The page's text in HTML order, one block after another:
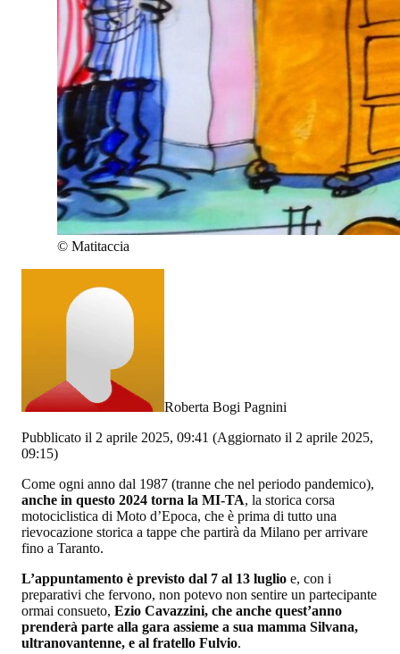
© Matitaccia
Roberta Bogi Pagnini
Pubblicato il 2 aprile 2025, 09:41 (Aggiornato il 2 aprile 2025,
09:15)
Come ogni anno dal 1987 (tranne che nel periodo pandemico),
anche in questo 2024 torna la MI-TA, la storica corsa
motociclistica di Moto d’Epoca, che è prima di tutto una
rievocazione storica a tappe che partirà da Milano per arrivare
fino a Taranto.
L’appuntamento è previsto dal 7 al 13 luglio e, con i
preparativi che fervono, non potevo non sentire un partecipante
ormai consueto, Ezio Cavazzini, che anche quest’anno
prenderà parte alla gara assieme a sua mamma Silvana,
ultranovantenne, e al fratello Fulvio.